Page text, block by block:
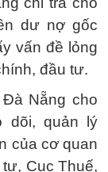
dư nợ gốc
vấn đề lỏng
đầu tư.
Nẵng cho
dõi, quản lý
của cơ quan
Cục Thuế,